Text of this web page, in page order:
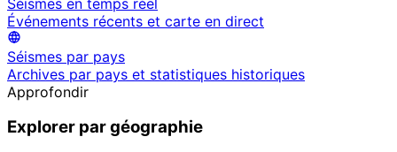
Événements récents et carte en direct
Séismes par pays
Archives par pays et statistiques historiques
Approfondir
Explorer par géographie